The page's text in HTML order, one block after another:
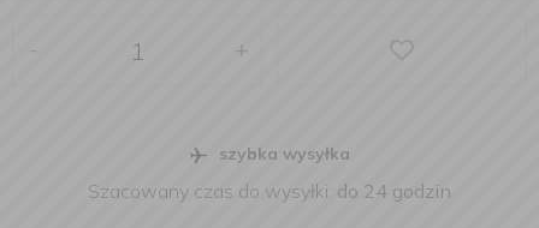
+
szybka wysyłka
Szacowany czas do wysyłki: do 24 godzin